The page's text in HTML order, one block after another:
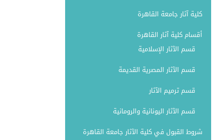
كلية آثار جامعة القاهرة
أقسام كلية آثار القاهرة
قسم الآثار الإسلامية
قسم الآثار المصرية القديمة
قسم ترميم الآثار
قسم الآثار اليونانية والرومانية
شروط القبول في كلية الآثار جامعة القاهرة